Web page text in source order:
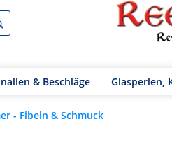
& Beschläge Glasperlen,
- Fibeln & Schmuck